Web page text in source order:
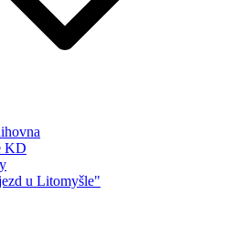
KD
u Litomyšle"